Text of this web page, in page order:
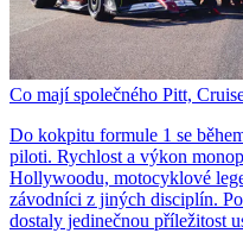
Co mají společného Pitt,
Do kokpitu formule 1 se
piloti. Rychlost a výkon
Hollywoodu, motocyklové
závodníci z jiných disciplín.
dostaly jedinečnou příležitost